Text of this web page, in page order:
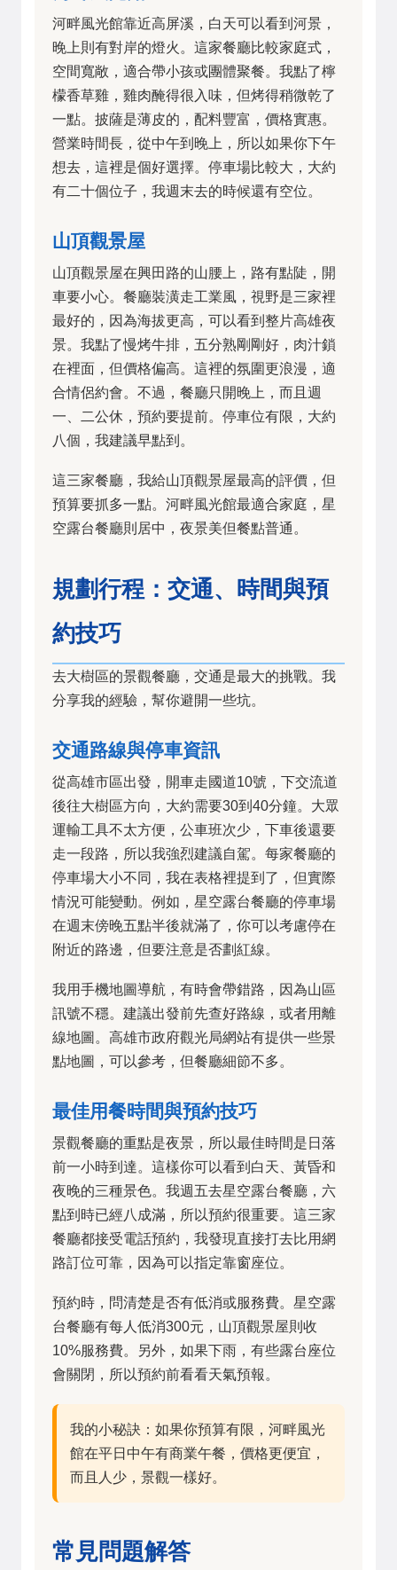
河畔風光館靠近高屏溪，白天可以看到河景，
晚上則有對岸的燈火。這家餐廳比較家庭式，
空間寬敞，適合帶小孩或團體聚餐。我點了檸
檬香草雞，雞肉醃得很入味，但烤得稍微乾了
一點。披薩是薄皮的，配料豐富，價格實惠。
營業時間長，從中午到晚上，所以如果你下午
想去，這裡是個好選擇。停車場比較大，大約
有二十個位子，我週末去的時候還有空位。
山頂觀景屋
山頂觀景屋在興田路的山腰上，路有點陡，開
車要小心。餐廳裝潢走工業風，視野是三家裡
最好的，因為海拔更高，可以看到整片高雄夜
景。我點了慢烤牛排，五分熟剛剛好，肉汁鎖
在裡面，但價格偏高。這裡的氛圍更浪漫，適
合情侶約會。不過，餐廳只開晚上，而且週
一、二公休，預約要提前。停車位有限，大約
八個，我建議早點到。
這三家餐廳，我給山頂觀景屋最高的評價，但
預算要抓多一點。河畔風光館最適合家庭，星
空露台餐廳則居中，夜景美但餐點普通。
規劃行程：交通、時間與預
約技巧
去大樹區的景觀餐廳，交通是最大的挑戰。我
分享我的經驗，幫你避開一些坑。
交通路線與停車資訊
從高雄市區出發，開車走國道10號，下交流道
後往大樹區方向，大約需要30到40分鐘。大眾
運輸工具不太方便，公車班次少，下車後還要
走一段路，所以我強烈建議自駕。每家餐廳的
停車場大小不同，我在表格裡提到了，但實際
情況可能變動。例如，星空露台餐廳的停車場
在週末傍晚五點半後就滿了，你可以考慮停在
附近的路邊，但要注意是否劃紅線。
我用手機地圖導航，有時會帶錯路，因為山區
訊號不穩。建議出發前先查好路線，或者用離
線地圖。高雄市政府觀光局網站有提供一些景
點地圖，可以參考，但餐廳細節不多。
最佳用餐時間與預約技巧
景觀餐廳的重點是夜景，所以最佳時間是日落
前一小時到達。這樣你可以看到白天、黃昏和
夜晚的三種景色。我週五去星空露台餐廳，六
點到時已經八成滿，所以預約很重要。這三家
餐廳都接受電話預約，我發現直接打去比用網
路訂位可靠，因為可以指定靠窗座位。
預約時，問清楚是否有低消或服務費。星空露
台餐廳有每人低消300元，山頂觀景屋則收
10%服務費。另外，如果下雨，有些露台座位
會關閉，所以預約前看看天氣預報。
我的小秘訣：如果你預算有限，河畔風光
館在平日中午有商業午餐，價格更便宜，
而且人少，景觀一樣好。
常見問題解答